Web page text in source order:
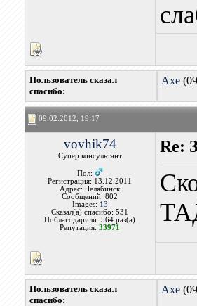
Пользователь сказал
cпасибо:
Axe
09.02.2012, 19:17
vovhik74
Супер консультант
Пол:
Регистрация: 13.12.2011
Адрес: Челябинск
Сообщений: 802
Images: 13
Сказал(а) спасибо: 531
Поблагодарили: 564 раз(а)
Репутация:33971
Re:
Пользователь сказал
cпасибо:
Axe